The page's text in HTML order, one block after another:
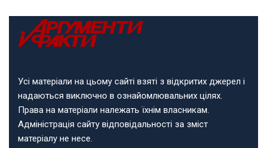
Усі матеріали на цьому сайті взяті з відкритих джерел і
надаються виключно в ознайомлювальних цілях.
Права на матеріали належать їхнім власникам.
Адміністрація сайту відповідальності за зміст
матеріалу не несе.